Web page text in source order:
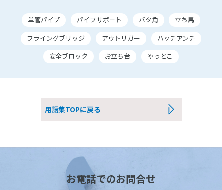
単管パイプ パイプサポート バタ角
立ち馬
フライングブリッジ
アウトリガー
ハッチアンチ
安全ブロック
お立ち台 やっとこ
用語集TOPに戻る
お電話でのお問合せ